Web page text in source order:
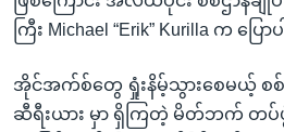
ကြီး Michael “Erik” Kurilla က ပြေ
အိုင်အက်စ်တွေ ရှုံးနိမ့်သွားစေမယ့်
ဆီရီးယား မှာ ရှိကြတဲ့ မိတ်ဘက်